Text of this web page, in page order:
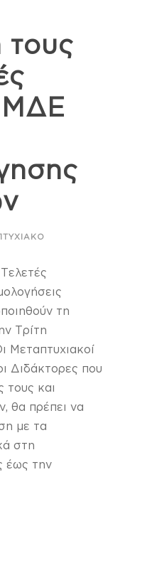
τους
ΜΔΕ
τη
Τρίτη
Μεταπτυχιακοί
Διδάκτορες που
τους και
θα πρέπει να
με τα
στη
έως την